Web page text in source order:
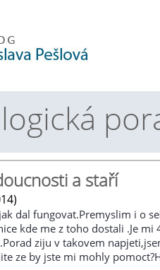
a staří
dal fungovat.Premyslim i o
kde me z toho dostali .Je
ziju v takovem
ze by jste mi mohly